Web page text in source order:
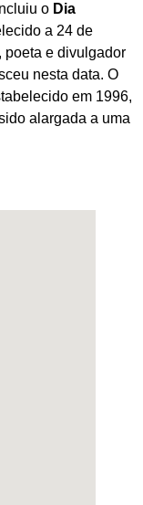
o Dia
a 24 de
poeta e divulgador
nesta data. O
em 1996,
alargada a uma